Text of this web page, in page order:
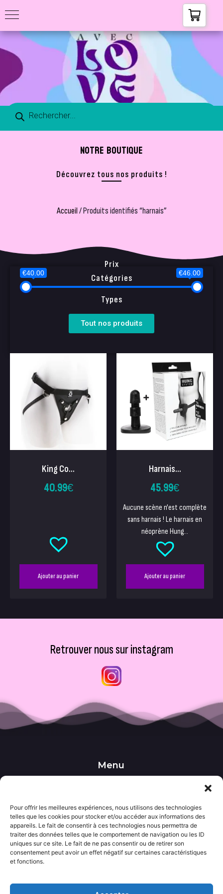
Pour offrir les meilleures expériences, nous utilisons des technologies
telles que les cookies pour stocker et/ou accéder aux informations des
appareils. Le fait de consentir à ces technologies nous permettra de
traiter des données telles que le comportement de navigation ou les ID
uniques sur ce site. Le fait de ne pas consentir ou de retirer son
consentement peut avoir un effet négatif sur certaines caractéristiques
et fonctions.
NOTRE BOUTIQUE
Découvrez tous nos produits !
Accueil/ Produits identifiés “harnais”
Catégories
Prix
€40.00 €46.00
Types
Tout nos produits
King Co...
40.99€
Ajouter au panier
Harnais...
45.99€
Aucune scène n'est complète
sans harnais ! Le harnais en
néoprène Hung...
Ajouter au panier
Retrouver nous sur instagram
Menu
••• Accueil
••• Wishlist
••• Actualités
Informations